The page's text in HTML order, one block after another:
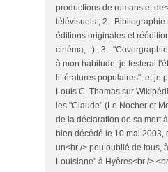
productions de romans et
télévisuels ; 2 -
éditions originales et
cinéma,...) ; 3 -
à mon habitude, je testerai
littératures populaires", et je
Louis C. Thomas sur
les "Claude" (Le Nocher et
de la déclaration de sa mort
bien décédé le 10 mai 2003,
un<br /> peu oublié de tous,
Louisiane" à Hyères<br />